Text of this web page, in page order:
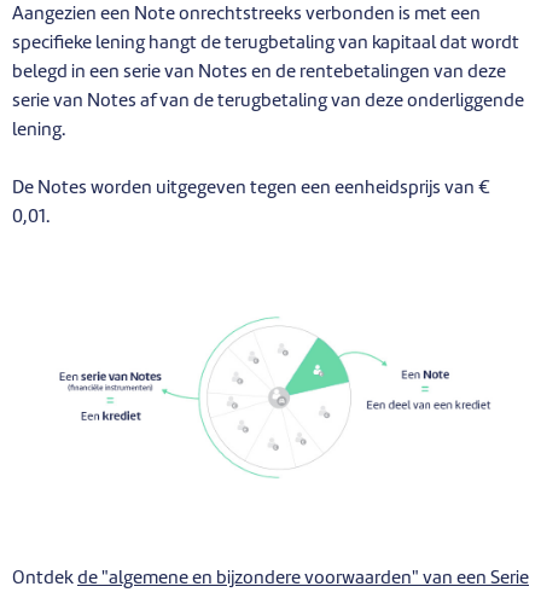
Aangezien een Note onrechtstreeks verbonden is met een
specifieke lening hangt de terugbetaling van kapitaal dat wordt
belegd in een serie van Notes en de rentebetalingen van deze
serie van Notes af van de terugbetaling van deze onderliggende
lening.
De Notes worden uitgegeven tegen een eenheidsprijs van €
0,01.
Ontdek de "algemene en bijzondere voorwaarden" van een Serie